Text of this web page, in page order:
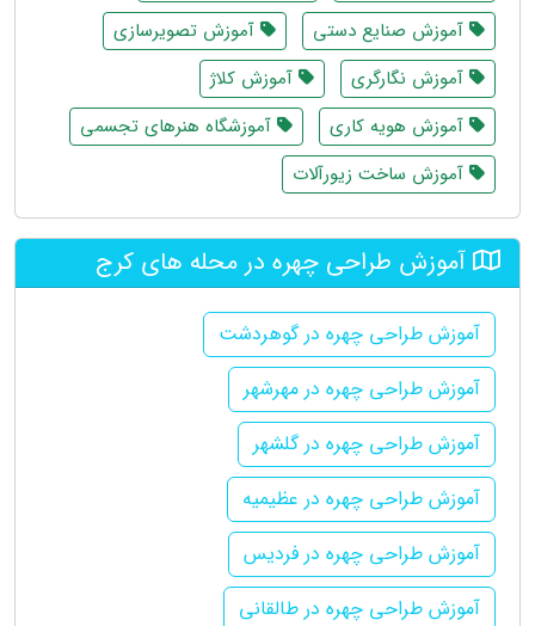
آموزش صنایع دستی
آموزش تصویرسازی
آموزش نگارگری
آموزش کلاژ
آموزش هویه کاری
آموزشگاه هنرهای تجسمی
آموزش ساخت زیورآلات
آموزش طراحی چهره در محله های کرج
آموزش طراحی چهره در گوهردشت
آموزش طراحی چهره در مهرشهر
آموزش طراحی چهره در گلشهر
آموزش طراحی چهره در عظیمیه
آموزش طراحی چهره در فردیس
آموزش طراحی چهره در طالقانی